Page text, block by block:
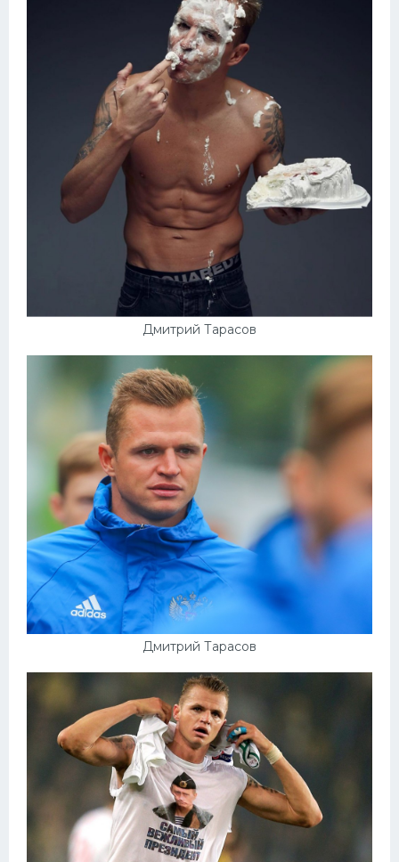
Дмитрий Тарасов
Дмитрий Тарасов